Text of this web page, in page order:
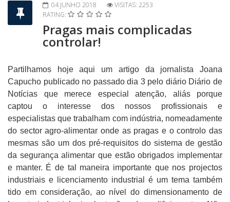
04 JUNHO 2018
VISITAS: 2253
RATING:
Pragas mais complicadas
controlar!
Partilhamos hoje aqui um artigo da jornalista Joana
Capucho publicado no passado dia 3 pelo diário Diário de
Notícias que merece especial atenção, aliás porque
captou o interesse dos nossos profissionais e
especialistas que trabalham com indústria, nomeadamente
do sector agro-alimentar onde as pragas e o controlo das
mesmas são um dos pré-requisitos do sistema de gestão
da segurança alimentar que estão obrigados implementar
e manter. É de tal maneira importante que nos projectos
industriais e licenciamento industrial é um tema também
tido em consideração, ao nível do dimensionamento de